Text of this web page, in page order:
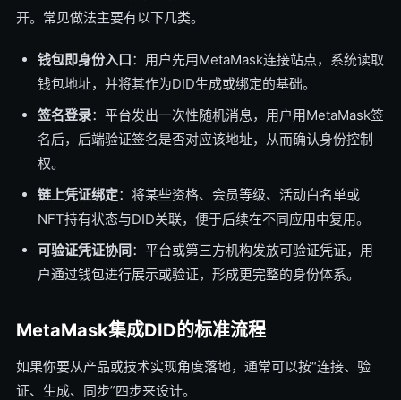
开。常见做法主要有以下几类。
钱包即身份入口：用户先用MetaMask连接站点，系统读取
钱包地址，并将其作为DID生成或绑定的基础。
签名登录：平台发出一次性随机消息，用户用MetaMask签
名后，后端验证签名是否对应该地址，从而确认身份控制
权。
链上凭证绑定：将某些资格、会员等级、活动白名单或
NFT持有状态与DID关联，便于后续在不同应用中复用。
可验证凭证协同：平台或第三方机构发放可验证凭证，用
户通过钱包进行展示或验证，形成更完整的身份体系。
MetaMask集成DID的标准流程
如果你要从产品或技术实现角度落地，通常可以按“连接、验
证、生成、同步”四步来设计。